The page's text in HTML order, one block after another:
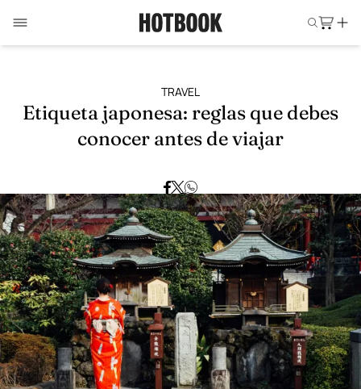
TRAVEL
Etiqueta japonesa: reglas que debes